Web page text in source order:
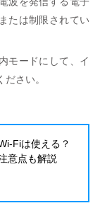
たは制限されてい
モードにして、イ
さい。
Fiは使える？
意点も解説